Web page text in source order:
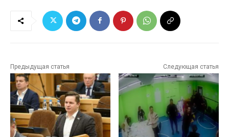
Предыдущая статья Следующая статья